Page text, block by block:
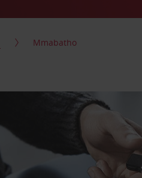
Mmabatho